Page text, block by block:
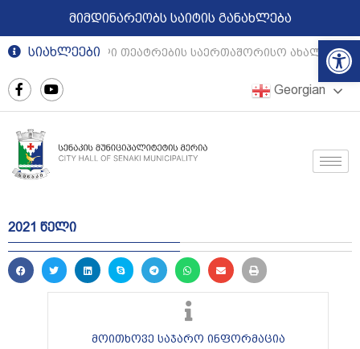
მიმდინარეობს საიტის განახლება
სიახლეები
რეგიონული თეატრების საერთაშორისო
Georgian
2021 წელი
მოითხოვე საჯარო ინფორმაცია